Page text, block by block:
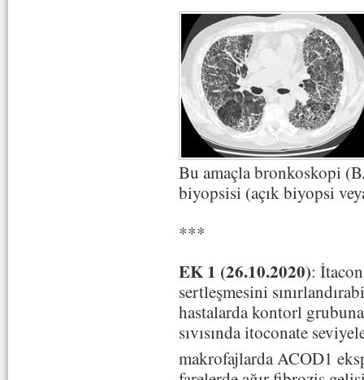
Bu amaçla bronkoskopi
biyopsisi (açık biyopsi
***
EK 1 (26.10.2020):
sertleşmesini
hastalarda kontorl
sıvısında itoconate
makrofajlarda ACOD1